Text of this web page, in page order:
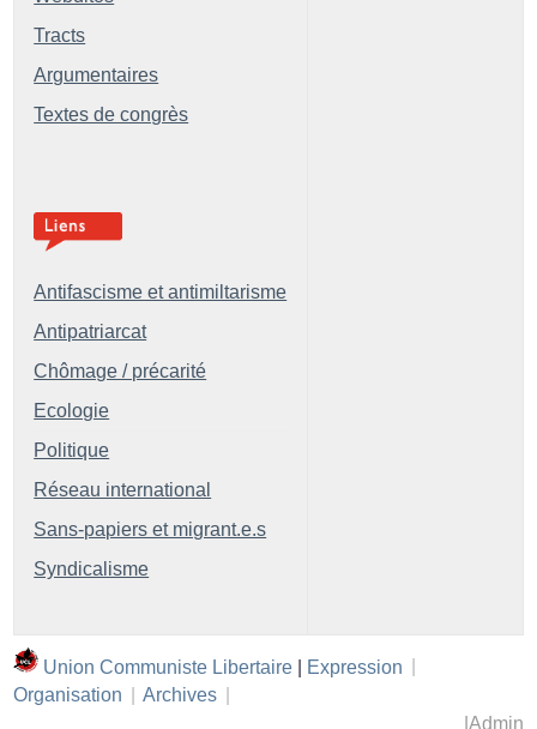
Tracts
Argumentaires
Textes de congrès
Antifascisme et antimiltarisme
Antipatriarcat
Chômage / précarité
Ecologie
Politique
Réseau international
Sans-papiers et migrant.e.s
Syndicalisme
Union Communiste Libertaire | Expression
Organisation
Archives
Admin